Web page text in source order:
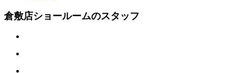
倉敷店ショールームのスタッフ